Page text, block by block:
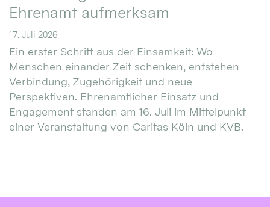
Ehrenamt aufmerksam
17. Juli 2026
Ein erster Schritt aus der Einsamkeit: Wo
Menschen einander Zeit schenken, entstehen
Verbindung, Zugehörigkeit und neue
Perspektiven. Ehrenamtlicher Einsatz und
Engagement standen am 16. Juli im Mittelpunkt
einer Veranstaltung von Caritas Köln und KVB.